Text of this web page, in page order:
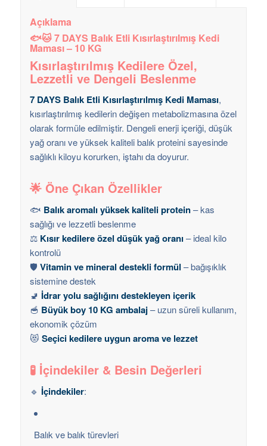
Açıklama
🐟🐱 7 DAYS Balık Etli Kısırlaştırılmış Kedi
Maması – 10 KG
Kısırlaştırılmış Kedilere Özel,
Lezzetli ve Dengeli Beslenme
7 DAYS Balık Etli Kısırlaştırılmış Kedi Maması,
kısırlaştırılmış kedilerin değişen metabolizmasına özel
olarak formüle edilmiştir. Dengeli enerji içeriği, düşük
yağ oranı ve yüksek kaliteli balık proteini sayesinde
sağlıklı kiloyu korurken, iştahı da doyurur.
🌟 Öne Çıkan Özellikler
🐟 Balık aromalı yüksek kaliteli protein– kas
sağlığı ve lezzetli beslenme
⚖️ Kısır kedilere özel düşük yağ oranı – ideal kilo
kontrolü
🛡️Vitamin ve mineral destekli formül – bağışıklık
sistemine destek
🚽 İdrar yolu sağlığını destekleyen içerik
🥣 Büyük boy 10 KG ambalaj– uzun süreli kullanım,
ekonomik çözüm
😻 Seçici kedilere uygun aroma ve lezzet
🧪 İçindekiler & Besin Değerleri
🔹 İçindekiler:
Balık ve balık türevleri